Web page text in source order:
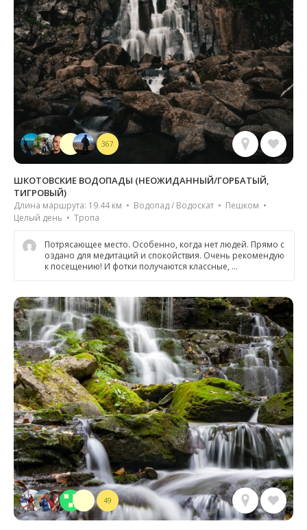
367
ШКОТОВСКИЕ ВОДОПАДЫ (НЕОЖИДАННЫЙ/ГОРБАТЫЙ,
ТИГРОВЫЙ)
Длина маршрута: 19.44 км • Водопад / Водоскат • Пешком •
Целый день • Тропа
Потрясающее место. Особенно, когда нет людей. Прямо с
оздано для медитаций и спокойствия. Очень рекомендую
к посещению! И фотки получаются классные, …
49